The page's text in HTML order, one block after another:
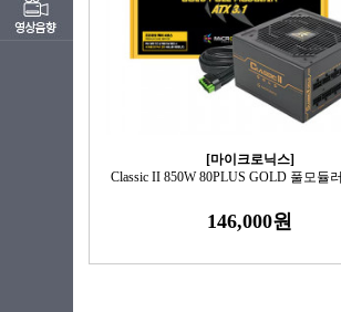
[마이크로닉스]
Classic II 850W 80PLUS GOLD 풀모듈
146,000원